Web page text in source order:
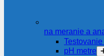
na meranie a
pH metre